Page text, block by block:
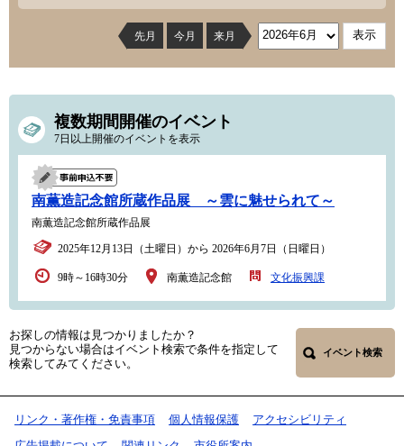
先月 今月 来月
複数期間開催のイベント
7日以上開催のイベントを表示
南薫造記念館所蔵作品展 ～雲に魅せられて～
南薫造記念館所蔵作品展
2025年12月13日（土曜日）から 2026年6月7日（日曜日）
9時～16時30分 南薫造記念館 文化振興課
お探しの情報は見つかりましたか？
見つからない場合はイベント検索で条件を指定して
検索してみてください。
イベント検索
リンク・著作権・免責事項 個人情報保護 アクセシビリティ